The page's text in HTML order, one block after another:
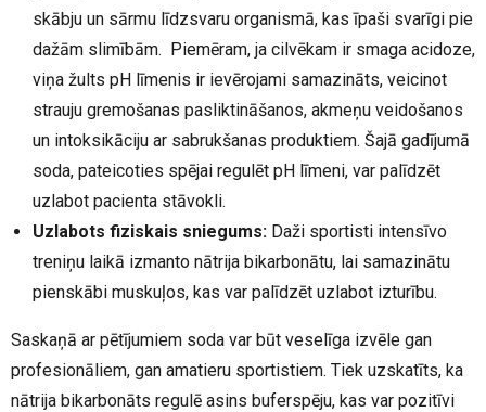
skābju un sārmu līdzsvaru organismā, kas īpaši svarīgi pie
dažām slimībām. Piemēram, ja cilvēkam ir smaga acidoze,
viņa žults pH līmenis ir ievērojami samazināts, veicinot
strauju gremošanas pasliktināšanos, akmeņu veidošanos
un intoksikāciju ar sabrukšanas produktiem. Šajā gadījumā
soda, pateicoties spējai regulēt pH līmeni, var palīdzēt
uzlabot pacienta stāvokli.
Uzlabots fiziskais sniegums: Daži sportisti intensīvo
treniņu laikā izmanto nātrija bikarbonātu, lai samazinātu
pienskābi muskuļos, kas var palīdzēt uzlabot izturību.
Saskaņā ar pētījumiem soda var būt veselīga izvēle gan
profesionāliem, gan amatieru sportistiem. Tiek uzskatīts, ka
nātrija bikarbonāts regulē asins buferspēju, kas var pozitīvi